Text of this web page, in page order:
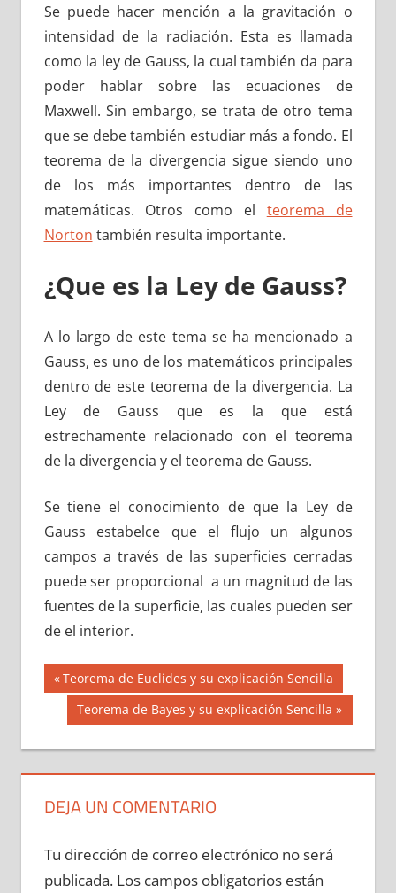
Se puede hacer mención a la gravitación o
intensidad de la radiación. Esta es llamada
como la ley de Gauss, la cual también da para
poder hablar sobre las ecuaciones de
Maxwell. Sin embargo, se trata de otro tema
que se debe también estudiar más a fondo. El
teorema de la divergencia sigue siendo uno
de los más importantes dentro de las
matemáticas. Otros como el teorema de
Norton también resulta importante.
¿Que es la Ley de Gauss?
A lo largo de este tema se ha mencionado a
Gauss, es uno de los matemáticos principales
dentro de este teorema de la divergencia. La
Ley de Gauss que es la que está
estrechamente relacionado con el teorema
de la divergencia y el teorema de Gauss.
Se tiene el conocimiento de que la Ley de
Gauss estabelce que el flujo un algunos
campos a través de las superficies cerradas
puede ser proporcional a un magnitud de las
fuentes de la superficie, las cuales pueden ser
de el interior.
Navegación
entradas
Entrada
anterior:
Teorema de Euclides y su explicación Sencilla
Siguiente
entrada:
Teorema de Bayes y su explicación Sencilla
DEJA UN COMENTARIO
Tu dirección de correo electrónico no será
publicada. Los campos obligatorios están